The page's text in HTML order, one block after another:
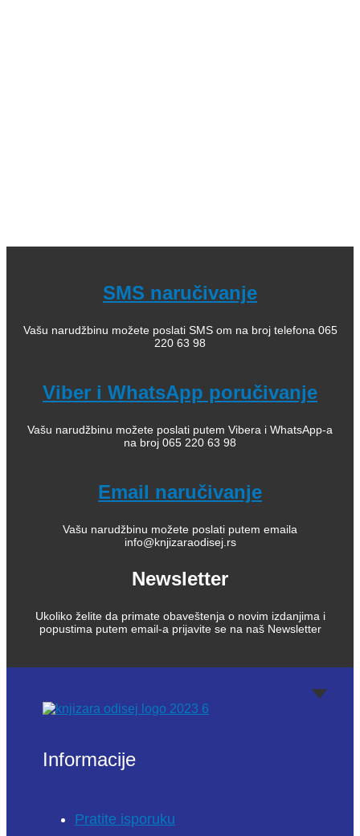
SMS naručivanje
Vašu narudžbinu možete poslati SMS om na broj telefona 065
220 63 98
Viber i WhatsApp poručivanje
Vašu narudžbinu možete poslati putem Vibera i WhatsApp-a
na broj 065 220 63 98
Email naručivanje
Vašu narudžbinu možete poslati putem emaila
info@knjizaraodisej.rs
Newsletter
Ukoliko želite da primate obaveštenja o novim izdanjima i
popustima putem email-a prijavite se na naš Newsletter
Informacije
Pratite isporuku